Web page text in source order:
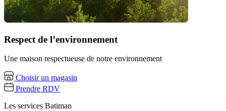
Respect de l’environnement
Une maison respectueuse de notre environnement
Choisir un magasin
Prendre RDV
Les services Batiman